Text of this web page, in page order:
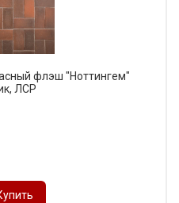
флэш "Ноттингем"
ЛСР